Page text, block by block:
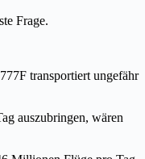
Frage.
transportiert ungefähr
auszubringen, wären